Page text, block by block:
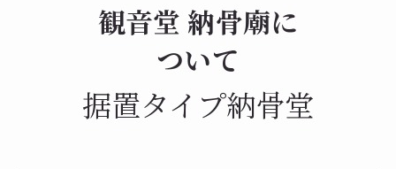
観音堂 納骨廟に
ついて
据置タイプ納骨堂